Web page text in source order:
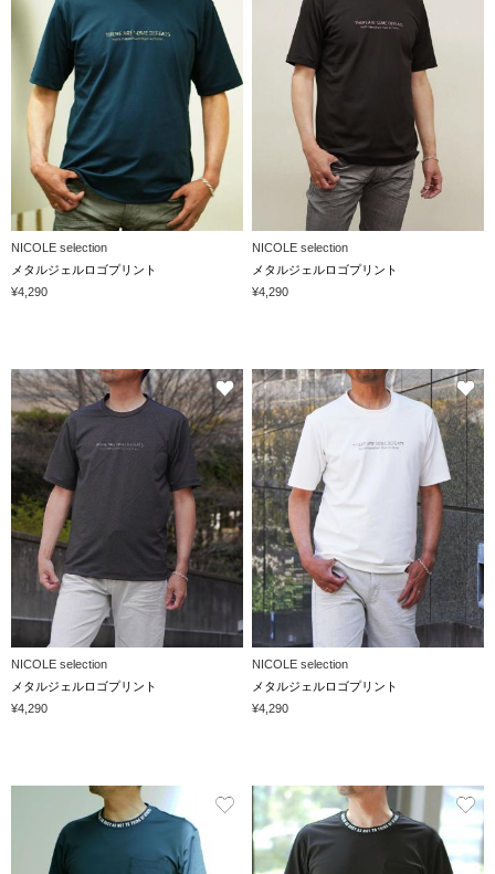
NICOLE selection
メタルジェルロゴプリント
¥4,290
NICOLE selection
メタルジェルロゴプリント
¥4,290
NICOLE selection
メタルジェルロゴプリント
¥4,290
NICOLE selection
メタルジェルロゴプリント
¥4,290